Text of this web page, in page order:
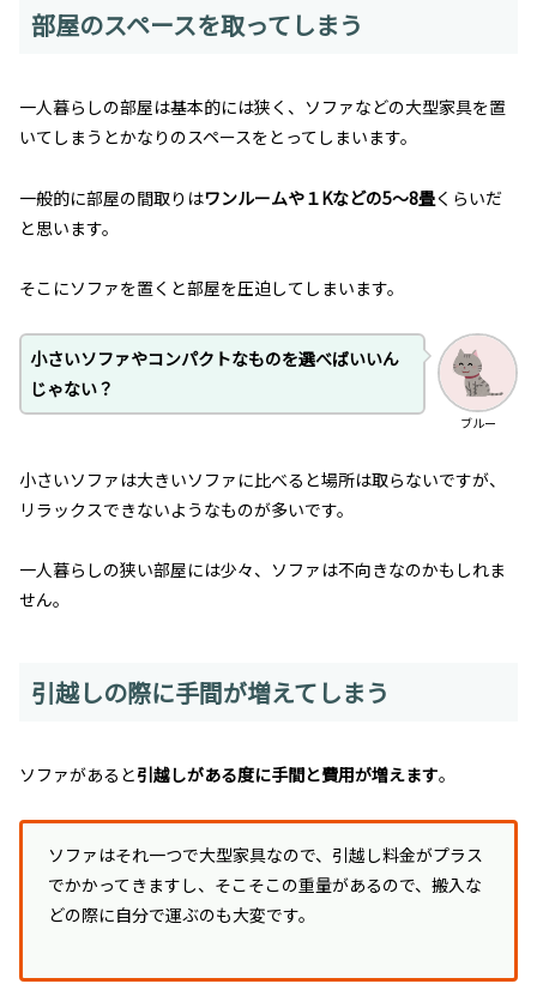
部屋のスペースを取ってしまう
一人暮らしの部屋は基本的には狭く、ソファなどの大型家具を置
いてしまうとかなりのスペースをとってしまいます。
一般的に部屋の間取りはワンルームや１Kなどの5〜8畳くらいだ
と思います。
そこにソファを置くと部屋を圧迫してしまいます。
ブルー
小さいソファやコンパクトなものを選べばいいん
じゃない？
小さいソファは大きいソファに比べると場所は取らないですが、
リラックスできないようなものが多いです。
一人暮らしの狭い部屋には少々、ソファは不向きなのかもしれま
せん。
引越しの際に手間が増えてしまう
ソファがあると引越しがある度に手間と費用が増えます。
ソファはそれ一つで大型家具なので、引越し料金がプラス
でかかってきますし、そこそこの重量があるので、搬入な
どの際に自分で運ぶのも大変です。